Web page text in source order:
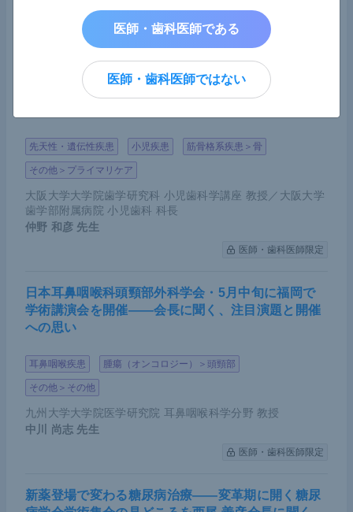
MedicalNoteExpert編集部
医師・歯科医師限定
乳歯早期脱落の陰に低ホスファターゼ症の可能性―
―「遭遇した歯科医は小児歯科専門医と連携を」早
先天性・遺伝性疾患 小児疾患 筋骨格系疾患＞骨
その他＞プライマリケア
大阪大学大学院歯学研究科 小児歯科学講座 教授／大阪大学
歯学部附属病院 小児歯科 科長
仲野 和彦 先生
医師・歯科医師限定
日本耳鼻咽喉科頭頸部外科学会・5月中旬に福岡で
学術講演会を開催――会長に聞く、注目演題と開催
への思い
耳鼻咽喉疾患 腫瘍（オンコロジー）＞頭頸部
その他＞その他
九州大学大学院医学研究院 耳鼻咽喉科学分野 教授
中川 尚志 先生
医師・歯科医師限定
新薬登場で変わる糖尿病治療――変革期に開く糖尿
医師・歯科医師ではない
医師・歯科医師である